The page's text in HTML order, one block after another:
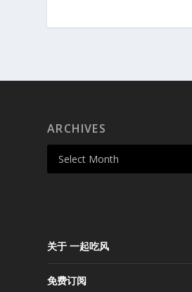
ARCHIVES
关于 一起吃风
免费订阅